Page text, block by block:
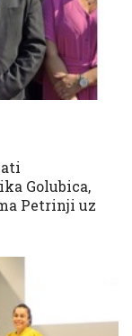
Golubica,
Petrinji uz